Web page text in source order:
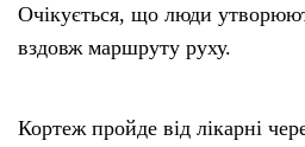
Очікується, що люди
вздовж маршруту руху.
Кортеж пройде від лікарні